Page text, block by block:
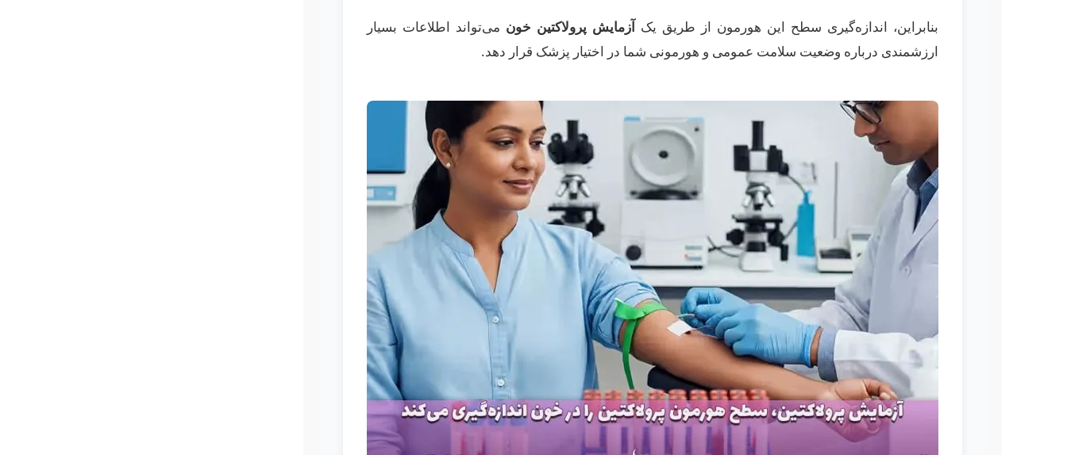
بنابراین، اندازه‌گیری سطح این هورمون از طریق یک آزمایش پرولاکتین خون می‌تواند اطلاعات بسیار
ارزشمندی درباره وضعیت سلامت عمومی و هورمونی شما در اختیار پزشک قرار دهد.